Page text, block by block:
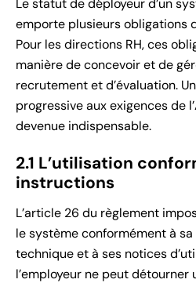
Le statut de déployeur d’un
emporte plusieurs obligations
Pour les directions RH, ces
manière de concevoir et de
recrutement et d’évaluation.
progressive aux exigences de
devenue indispensable.
2.1 L’utilisation
instructions
L’article 26 du règlement
le système conformément à
technique et à ses notices
l’employeur ne peut détourner